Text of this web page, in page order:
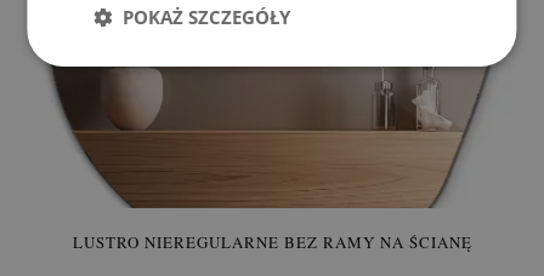
LUSTRO NIEREGULARNE BEZ RAMY NA ŚCIANĘ
POKAŻ SZCZEGÓŁY